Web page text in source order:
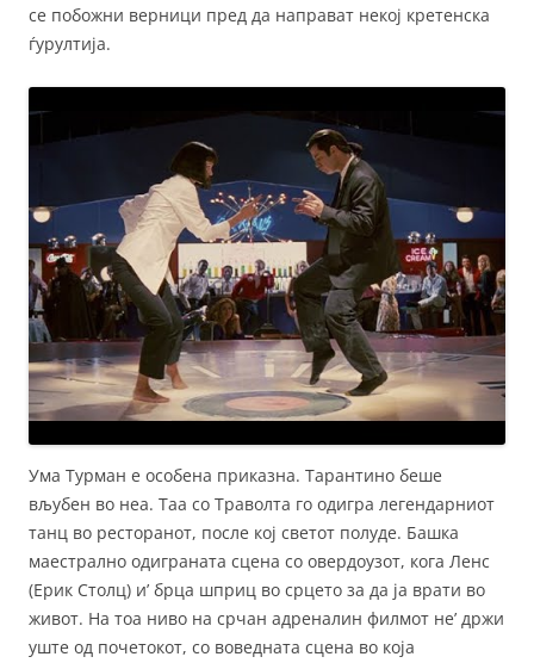
се побожни верници пред да направат некој кретенска
ѓурултија.
Ума Турман е особена приказна. Тарантино беше
вљубен во неа. Таа со Траволта го одигра легендарниот
танц во ресторанот, после кој светот полуде. Башка
маестрално одиграната сцена со овердоузот, кога Ленс
(Ерик Столц) и’ брца шприц во срцето за да ја врати во
живот. На тоа ниво на срчан адреналин филмот не’ држи
уште од почетокот, со воведната сцена во која